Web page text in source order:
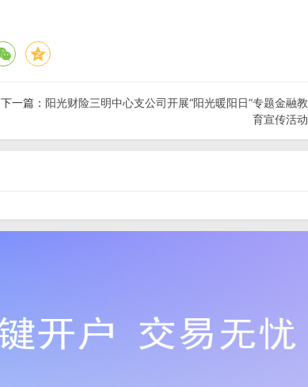
下一篇： 阳光财险三明中心支公司开展“阳光暖阳日”专题金融教
育宣传活动